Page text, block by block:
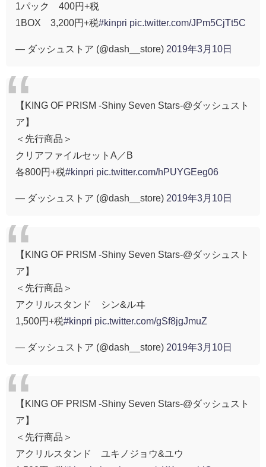
1パック 400円+税
1BOX 3,200円+税#kinpri pic.twitter.com/JPm5CjTt5C
— ダッシュストア (@dash__store) 2019年3月10日
【KING OF PRISM -Shiny Seven Stars-@ダッシュスト
ア】
＜先行商品＞
クリアファイルセットA／B
各800円+税#kinpri pic.twitter.com/hPUYGEeg06
— ダッシュストア (@dash__store) 2019年3月10日
【KING OF PRISM -Shiny Seven Stars-@ダッシュスト
ア】
＜先行商品＞
アクリルスタンド シン&ルヰ
1,500円+税#kinpri pic.twitter.com/gSf8jgJmuZ
— ダッシュストア (@dash__store) 2019年3月10日
【KING OF PRISM -Shiny Seven Stars-@ダッシュスト
ア】
＜先行商品＞
アクリルスタンド ユキノジョウ&ユウ